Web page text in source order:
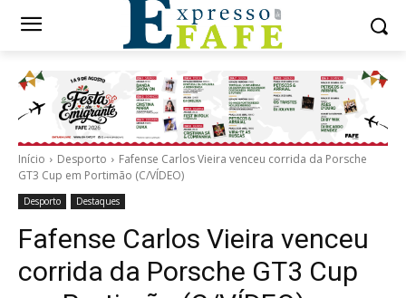
Início Desporto
Fafense Carlos Vieira venceu corrida da Porsche
GT3 Cup em Portimão (C/VÍDEO)
Desporto Destaques
Fafense Carlos Vieira venceu
corrida da Porsche GT3 Cup